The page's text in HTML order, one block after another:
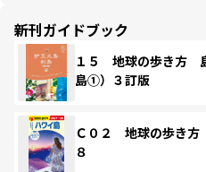
新刊ガイドブック
１５ 地球の歩き方
島①）３訂版
Ｃ０２ 地球の歩き
８